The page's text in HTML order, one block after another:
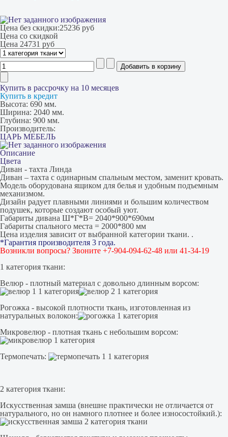
Цена без скидки:25236 руб
Цена со скидкой
Цена 24731 руб
Купить в рассрочку на 10 месяцев
Купить в кредит
Высота: 690 мм.
Ширина: 2040 мм.
Глубина: 900 мм.
Производитель:
ЦАРЬ МЕБЕЛЬ
Описание
Цвета
Диван - тахта Линда
Диван – тахта с одинарным спальным местом, заменит кровать.
Модель оборудована ящиком для белья и удобным подъемным
механизмом.
Дизайн радует плавными линиями и большим количеством
подушек, которые создают особый уют.
Габариты дивана Ш*Г*В= 2040*900*690мм
Габариты спального места = 2000*800 мм
Цена изделия зависит от выбранной категории ткани. .
*Гарантия производителя 3 года.
Возникли вопросы? Звоните +7-904-094-62-48 или 41-34-19
1 категория ткани:
Велюр - плотный материал с довольно длинным ворсом:
Рогожка - высокой плотности ткань, изготовленная из
натуральных волокон:
Микровелюр - плотная ткань с небольшим ворсом:
Термопечать:
2 категория ткани:
Искусственная замша (внешне практически не отличается от
натурального, но он намного плотнее и более износостойкий.):